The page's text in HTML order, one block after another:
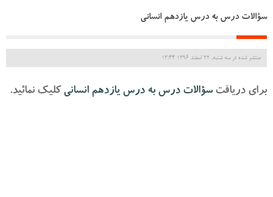
سؤالات درس به درس یازدهم انسانی
منتشر شده در سه شنبه, 22 اسفند 1396 13:44
برای دریافت سؤالات درس به درس یازدهم انسانی کلیک نمائید.